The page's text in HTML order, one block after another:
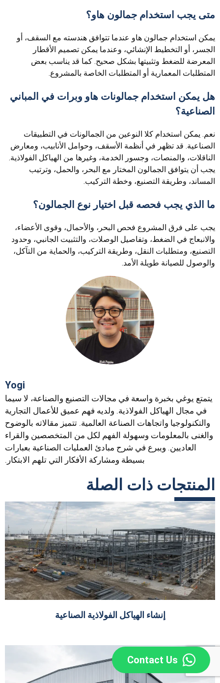
متى يجب استخدام جمالون هاو؟
يمكن استخدام جمالون هاو عندما تتوافق هندسته مع السقف، أو
الجسر، أو التخطيط الإنشائي، وعندما يمكن تصميم الأقطار
المعرضة للضغط وتثبيتها بشكل صحيح. كما قد يناسب بعض
المتطلبات المعمارية أو المتطلبات الخاصة بالمشروع.
هل يمكن استخدام جمالونات هاو وبرات في المباني
الصناعية؟
نعم. يمكن استخدام كلا النوعين من الجمالونات في التطبيقات
الصناعية. قد تظهر في أنظمة الأسقف، وحوامل الأنابيب، ومعارض
الناقلات، والمنصات، وجسور الخدمة، وغيرها من الهياكل الفولاذية.
يجب أن يتوافق الجمالون المختار مع البحر، والحمل، وترتيب
المساند، وطريقة التصنيع، وخطة التركيب.
ما الذي يجب فحصه قبل اختيار نوع الجمالون؟
يجب على فرق المشروع فحص البحر، والأحمال، وقوى الأعضاء،
والانبعاج في الضغط، وتفاصيل الوصلات، والتثبيت الجانبي، وحدود
التصنيع، ومتطلبات النقل، وطريقة التركيب، والحماية من التآكل،
والوصول للصيانة طويلة الأمد.
Yogi
يتمتع يوغي بخبرة واسعة في مجالات التصنيع والصناعة، لا سيما
في مجال الهياكل الفولاذية. ولديه فهم عميق للأعمال التجارية
والتكنولوجيا واتجاهات الصناعة العالمية. تتميز مقالاته بالوضوح
والغنى بالمعلومات وسهولة الفهم لكل من المتخصصين والقراء
العاديين. ويبرع في شرح مبادئ العمليات الصناعية بعبارات
بسيطة ومشاركة الأفكار التي تلهم الابتكار.
المنتجات ذات الصلة
إنشاء الهياكل الفولاذية الصناعية
Contact Us